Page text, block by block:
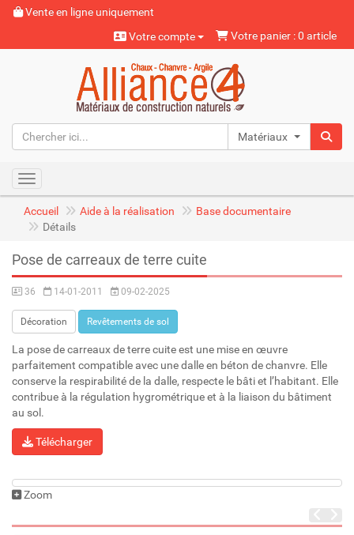
Vente en ligne uniquement
Votre compte
Votre panier : 0 article
Matériaux naturels
Toggle navigation
Accueil Aide à la réalisation
Base documentaire
Détails
Pose de carreaux de terre cuite
36 14-01-2011 09-02-2025
Décoration Revêtements de sol
La pose de carreaux de terre cuite est une mise en œuvre
parfaitement compatible avec une dalle en béton de chanvre. Elle
conserve la respirabilité de la dalle, respecte le bâti et l’habitant. Elle
contribue à la régulation hygrométrique et à la liaison du bâtiment
au sol.
Télécharger
Zoom